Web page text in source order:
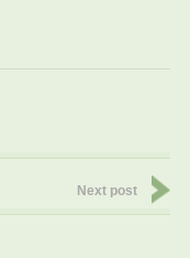
Next post